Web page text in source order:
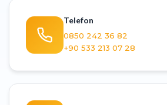
Telefon
0850 242 36 82
+90 533 213 07 28